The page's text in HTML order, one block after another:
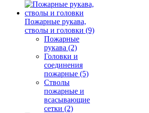
Пожарные рукава,
стволы и головки (9)
Пожарные
рукава (2)
Головки и
соединения
пожарные (5)
Стволы
пожарные и
всасывающие
сетки (2)